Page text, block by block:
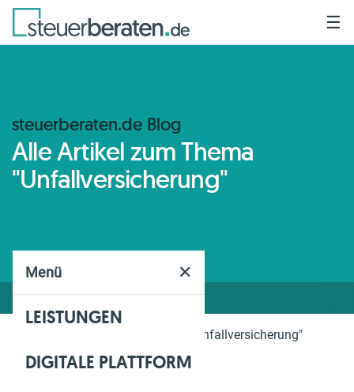
Menü ✕
LEISTUNGEN
DIGITALE PLATTFORM
☰
steuerberaten.de Blog
Alle Artikel zum Thema
"Unfallversicherung"
"Unfallversicherung"